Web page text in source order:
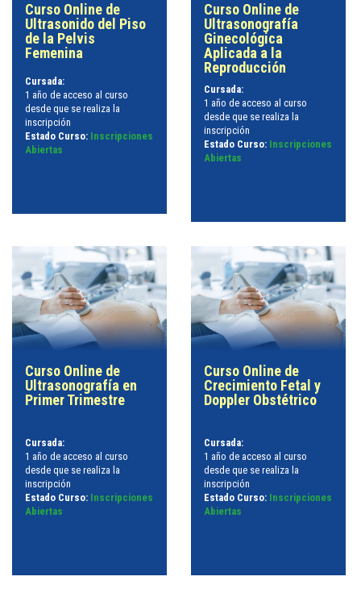
Curso Online de
Ultrasonido del Piso
de la Pelvis
Femenina
Cursada:
1 año de acceso al curso
desde que se realiza la
inscripción
Estado Curso: Inscripciones
Abiertas
Curso Online de
Ultrasonografía
Ginecológica
Aplicada a la
Reproducción
Cursada:
1 año de acceso al curso
desde que se realiza la
inscripción
Estado Curso: Inscripciones
Abiertas
Curso Online de
Ultrasonografía en
Primer Trimestre
Cursada:
1 año de acceso al curso
desde que se realiza la
inscripción
Estado Curso: Inscripciones
Abiertas
Curso Online de
Crecimiento Fetal y
Doppler Obstétrico
Cursada:
1 año de acceso al curso
desde que se realiza la
inscripción
Estado Curso: Inscripciones
Abiertas